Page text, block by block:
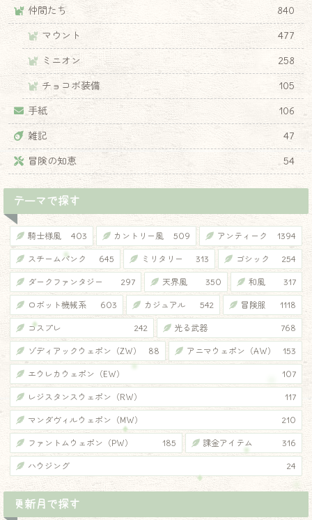
仲間たち
840
マウント
477
ミニオン
258
チョコボ装備
105
手紙
106
雑記
47
冒険の知恵
54
テーマで探す
騎士様風 403 カントリー風 509 アンティーク 1394
スチームパンク 645 ミリタリー 313 ゴシック 254
ダークファンタジー 297 天界風 350 和風 317
ロボット機械系 603 カジュアル 542 冒険服 1118
コスプレ 242 光る武器 768
ゾディアックウェポン（ZW） 88 アニマウェポン（AW） 153
エウレカウェポン（EW） 107
レジスタンスウェポン（RW） 117
マンダヴィルウェポン（MW） 210
ファントムウェポン（PW） 185 課金アイテム 316
ハウジング 24
更新月で探す